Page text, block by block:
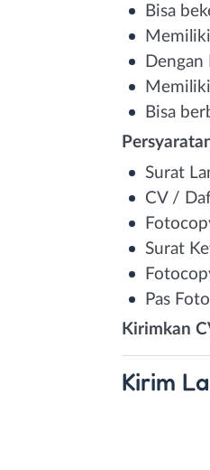
Bisa
Dengan
Bisa
Surat
CV /
Surat
Pas
Kirimkan
Kirim